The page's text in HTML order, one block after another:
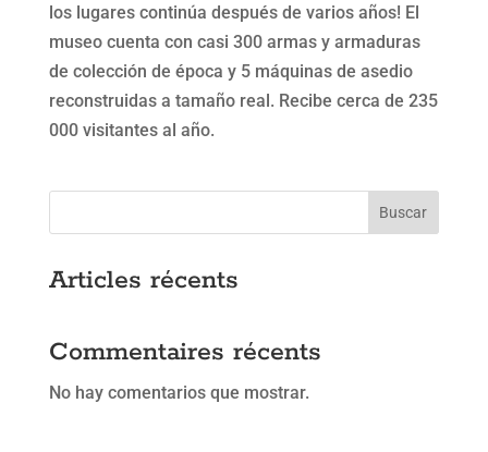
los lugares continúa después de varios años! El
museo cuenta con casi 300 armas y armaduras
de colección de época y 5 máquinas de asedio
reconstruidas a tamaño real. Recibe cerca de 235
000 visitantes al año.
Buscar
Articles récents
Commentaires récents
No hay comentarios que mostrar.